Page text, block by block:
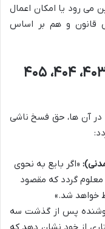
می رود یا امکان اعمال
قانون و هم بر اساس
سقوط خیار تأخیر ثمن (مواد ۴۰۳، ۴۰۴، ۴۰۵
در آن ها، حق فسخ ناشی
«اگر بایع به نحوی
معلوم گردد که مقصود
خواهد شد.»
پس از گذشت سه